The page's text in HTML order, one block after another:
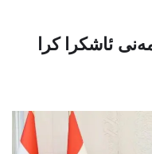
ئاشکرا کرا